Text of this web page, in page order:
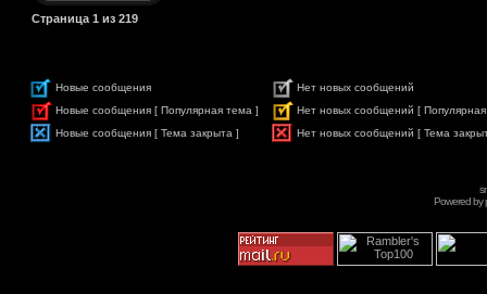
Страница 1 из 219
Новые сообщения
Нет новых сообщений
Новые сообщения [ Популярная тема ]
Нет новых сообщений [
Новые сообщения [ Тема закрыта ]
Нет новых сообщений [ Тема
Powered by